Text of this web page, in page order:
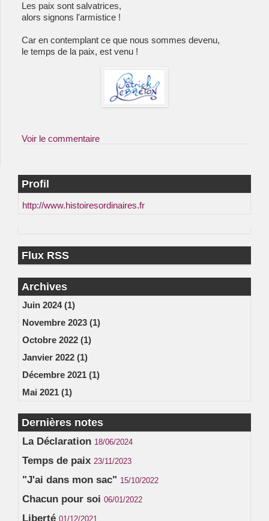
Les paix sont salvatrices,
alors signons l'armistice !
Car en contemplant ce que nous sommes devenu,
le temps de la paix, est venu !
Voir le commentaire
Profil
http://www.histoiresordinaires.fr
Flux RSS
Archives
Juin 2024 (1)
Novembre 2023 (1)
Octobre 2022 (1)
Janvier 2022 (1)
Décembre 2021 (1)
Mai 2021 (1)
Dernières notes
La Déclaration 18/06/2024
Temps de paix 23/11/2023
"J'ai dans mon sac" 15/10/2022
Chacun pour soi 06/01/2022
Liberté 01/12/2021